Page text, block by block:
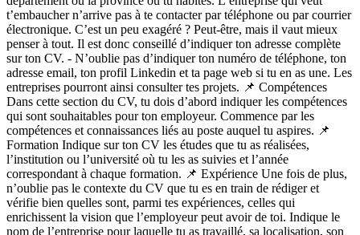
t’embaucher n’arrive pas à te contacter par téléphone ou par courrier
électronique. C’est un peu exagéré ? Peut-être, mais il vaut mieux
penser à tout. Il est donc conseillé d’indiquer ton adresse complète
sur ton CV. - N’oublie pas d’indiquer ton numéro de téléphone, ton
adresse email, ton profil Linkedin et ta page web si tu en as une. Les
entreprises pourront ainsi consulter tes projets. 📌 Compétences
Dans cette section du CV, tu dois d’abord indiquer les compétences
qui sont souhaitables pour ton employeur. Commence par les
compétences et connaissances liés au poste auquel tu aspires. 📌
Formation Indique sur ton CV les études que tu as réalisées,
l’institution ou l’université où tu les as suivies et l’année
correspondant à chaque formation. 📌 Expérience Une fois de plus,
n’oublie pas le contexte du CV que tu es en train de rédiger et
vérifie bien quelles sont, parmi tes expériences, celles qui
enrichissent la vision que l’employeur peut avoir de toi. Indique le
nom de l’entreprise pour laquelle tu as travaillé, sa localisation, son